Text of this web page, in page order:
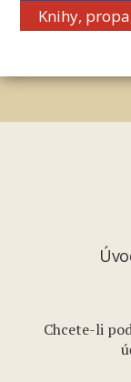
Knihy,
Chcete-li